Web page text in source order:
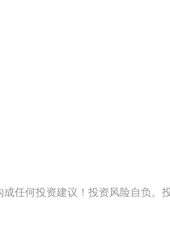
任何投资建议！投资风险自负。